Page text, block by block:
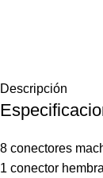
Descripción
8 conectores
1 conector